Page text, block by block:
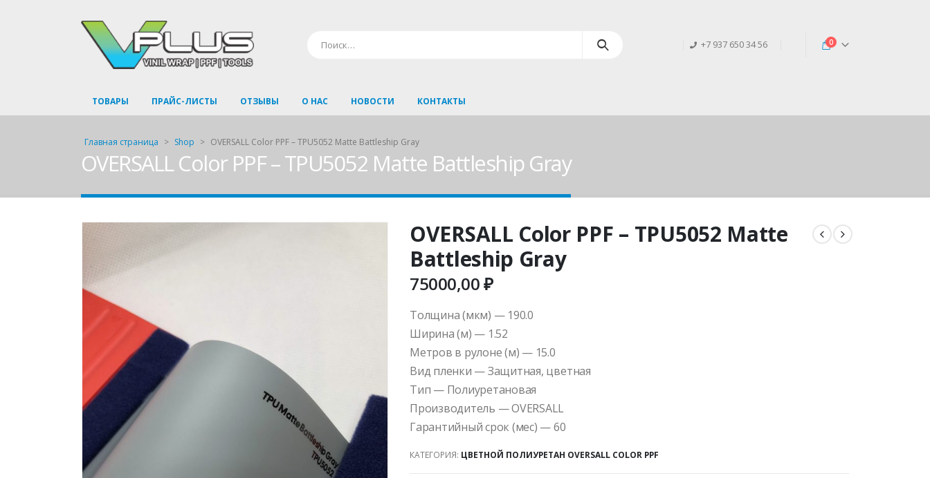
+7 937 650 34 56 0
ТОВАРЫ ПРАЙС-ЛИСТЫ ОТЗЫВЫ О НАС НОВОСТИ КОНТАКТЫ
Главная страница > Shop > OVERSALL Color PPF – TPU5052 Matte Battleship Gray
OVERSALL Color PPF – TPU5052 Matte Battleship Gray
OVERSALL Color PPF – TPU5052 Matte
Battleship Gray
75000,00₽
Толщина (мкм) — 190.0
Ширина (м) — 1.52
Метров в рулоне (м) — 15.0
Вид пленки — Защитная, цветная
Тип — Полиуретановая
Производитель — OVERSALL
Гарантийный срок (мес) — 60
КАТЕГОРИЯ: ЦВЕТНОЙ ПОЛИУРЕТАН OVERSALL COLOR PPF